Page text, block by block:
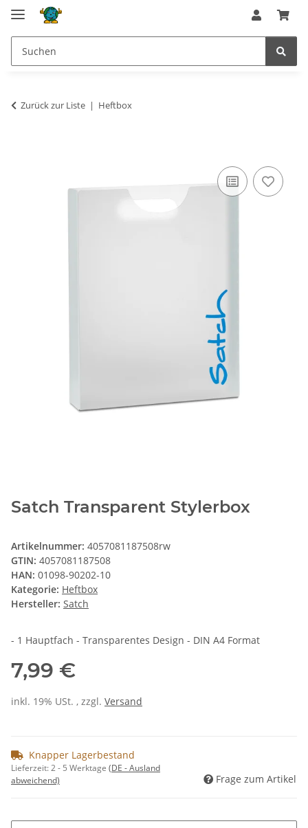
Zurück zur Liste Heftbox
Satch Transparent Stylerbox
Artikelnummer: 4057081187508rw
GTIN: 4057081187508
HAN: 01098-90202-10
Kategorie: Heftbox
Hersteller: Satch
- 1 Hauptfach - Transparentes Design - DIN A4 Format
7,99 €
inkl. 19% USt. , zzgl. Versand
Knapper Lagerbestand
Lieferzeit:2 - 5 Werktage (DE - Ausland
abweichend)
Frage zum Artikel